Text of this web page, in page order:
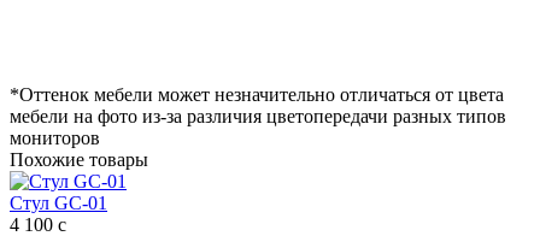
*Оттенок мебели может незначительно отличаться от цвета
мебели на фото из-за различия цветопередачи разных типов
мониторов
Похожие товары
Стул GC-01
4 100 с